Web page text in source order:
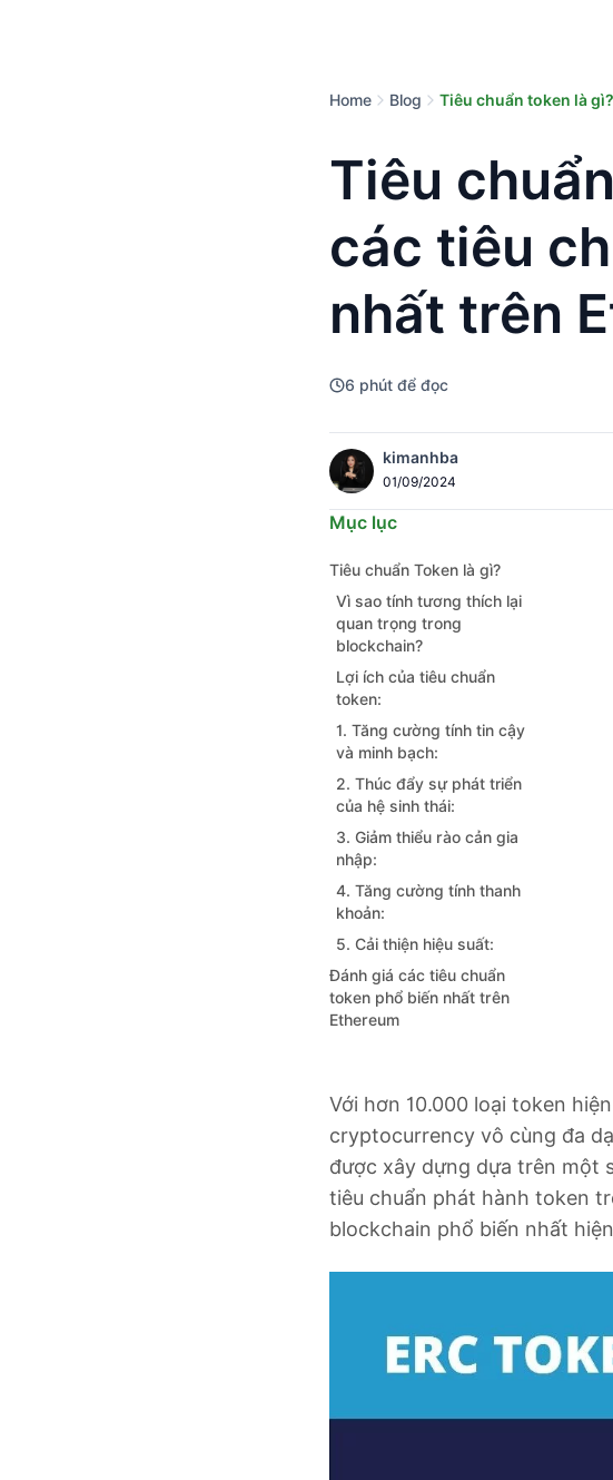
Home Blog Tiêu chuẩn token là
Tiêu
các tiêu
nhất trên
6 phút để đọc
kimanhba
01/09/2024
Mục lục
Tiêu chuẩn Token là gì?
Vì sao tính tương thích lại
quan trọng trong
blockchain?
Lợi ích của tiêu chuẩn
token:
1. Tăng cường tính tin cậy
và minh bạch:
2. Thúc đẩy sự phát triển
của hệ sinh thái:
3. Giảm thiểu rào cản gia
nhập:
4. Tăng cường tính thanh
khoản:
5. Cải thiện hiệu suất:
Đánh giá các tiêu chuẩn
token phổ biến nhất trên
Ethereum
Với hơn 10.000 loại token
cryptocurrency vô cùng đa
được xây dựng dựa trên một
tiêu chuẩn phát hành token
blockchain phổ biến nhất